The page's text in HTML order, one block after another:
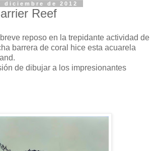
diciembre de 2012
Reef
reposo en la trepidante actividad de
barrera de coral hice esta acuarela
de dibujar a los impresionantes